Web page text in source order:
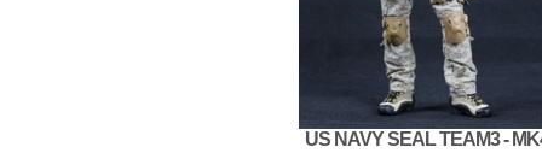
US NAVY SEAL TEAM3 -